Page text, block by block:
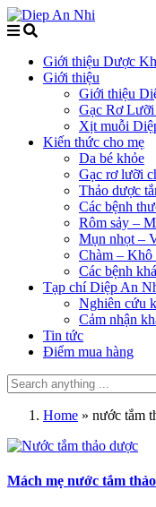
Giới thiệu Dược
Giới thiệu
Giới thiệu
Gạc Rơ
Xịt muỗi
Kiến thức cho mẹ
Da bé khỏe
Gạc rơ lưỡi
Thảo dược
Các bệnh
Rôm sảy –
Mụn nhọt –
Chàm – Khô
Các bệnh
Tạp chí Diệp An
Nghiên cứu
Cảm nhận
Tin tức
Điểm mua hàng
Home » nước tắm
Mách mẹ nước tắm